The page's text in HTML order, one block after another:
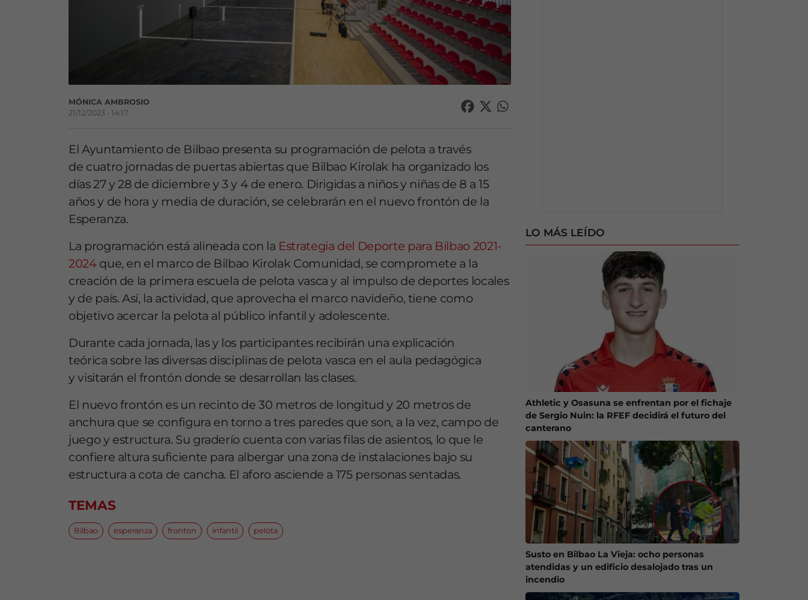
MÓNICA AMBROSIO
21/12/2023 • 14:17
El Ayuntamiento de Bilbao presenta su programación de pelota a través
de cuatro jornadas de puertas abiertas que Bilbao Kirolak ha organizado los
días 27 y 28 de diciembre y 3 y 4 de enero. Dirigidas a niños y niñas de 8 a 15
años y de hora y media de duración, se celebrarán en el nuevo frontón de la
Esperanza.
La programación está alineada con la Estrategia del Deporte para Bilbao 2021-
2024que, en el marco de Bilbao Kirolak Comunidad, se compromete a la
creación de la primera escuela de pelota vasca y al impulso de deportes locales
y de país. Así, la actividad, que aprovecha el marco navideño, tiene como
objetivo acercar la pelota al público infantil y adolescente.
Durante cada jornada, las y los participantes recibirán una explicación
teórica sobre las diversas disciplinas de pelota vasca en el aula pedagógica
y visitarán el frontón donde se desarrollan las clases.
El nuevo frontón es un recinto de 30 metros de longitud y 20 metros de
anchura que se configura en torno a tres paredes que son, a la vez, campo de
juego y estructura. Su graderío cuenta con varias filas de asientos, lo que le
confiere altura suficiente para albergar una zona de instalaciones bajo su
estructura a cota de cancha. El aforo asciende a 175 personas sentadas.
TEMAS
Bilbao esperanza fronton infantil pelota
LO MÁS LEÍDO
Athletic y Osasuna se enfrentan por el fichaje
de Sergio Nuin: la RFEF decidirá el futuro del
canterano
Susto en Bilbao La Vieja: ocho personas
atendidas y un edificio desalojado tras un
incendio